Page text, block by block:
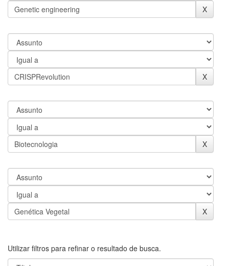
Utilizar filtros para refinar o resultado de busca.